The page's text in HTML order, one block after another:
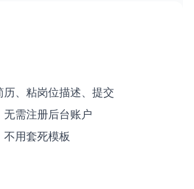
、粘岗位描述、提交
需注册后台账户
用套死模板